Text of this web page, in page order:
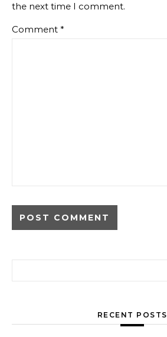
the next time I comment.
Comment *
RECENT POSTS